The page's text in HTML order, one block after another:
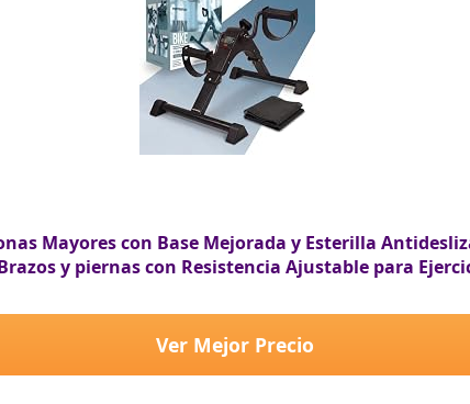
Mayores con Base Mejorada y Esterilla
y piernas con Resistencia Ajustable para
Ver Mejor Precio